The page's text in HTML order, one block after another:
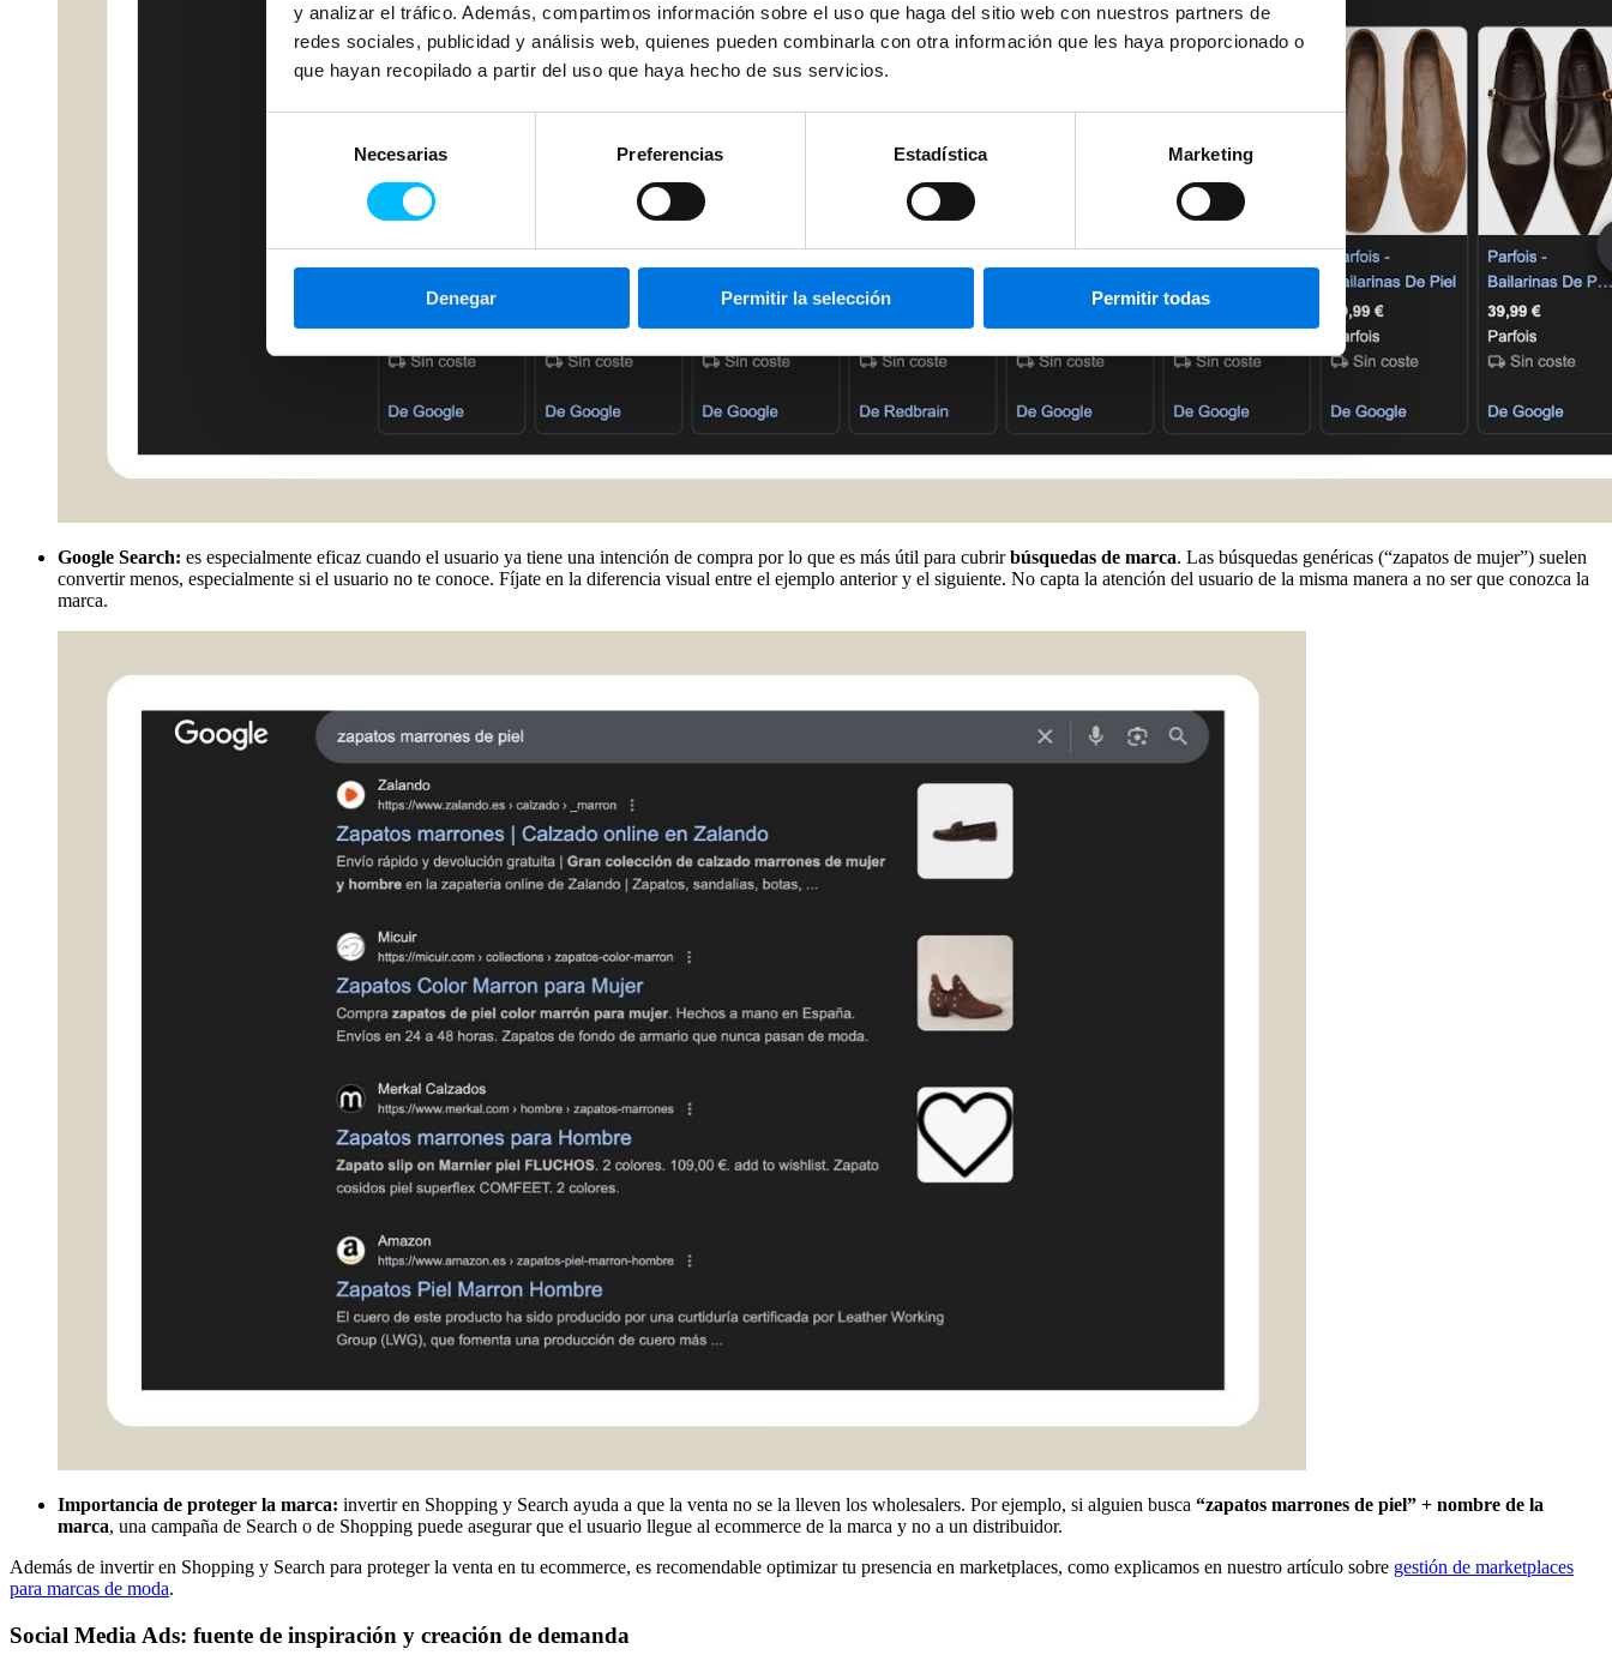
y analizar el tráfico. Además, compartimos información sobre el uso que haga del sitio web con nuestros partners de
redes sociales, publicidad y análisis web, quienes pueden combinarla con otra información que les haya proporcionado o
que hayan recopilado a partir del uso que haya hecho de sus servicios.
consentimiento
Necesarias Preferencias Estadística Marketing
Denegar Permitir la selección Permitir todas
Google Search: es especialmente eficaz cuando el usuario ya tiene una intención de compra por lo que es más útil para cubrirbúsquedas de marca. Las búsquedas genéricas (“zapatos de mujer”) suelen
convertir menos, especialmente si el usuario no te conoce. Fíjate en la diferencia visual entre el ejemplo anterior y el siguiente. No capta la atención del usuario de la misma manera a no ser que conozca la
marca.
Importancia de proteger la marca: invertir en Shopping y Search ayuda a que la venta no se la lleven los wholesalers. Por ejemplo, si alguien busca “zapatos marrones de piel” + nombre de la
marca, una campaña de Search o de Shopping puede asegurar que el usuario llegue al ecommerce de la marca y no a un distribuidor.
Además de invertir en Shopping y Search para proteger la venta en tu ecommerce, es recomendable optimizar tu presencia en marketplaces, como explicamos en nuestro artículo sobre gestión de marketplaces
para marcas de moda.
Social Media Ads: fuente de inspiración y creación de demanda